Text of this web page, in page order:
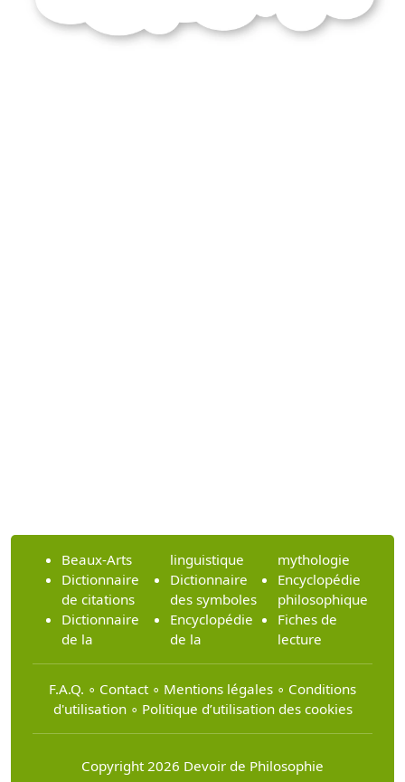
Beaux-Arts
Dictionnaire
de citations
Dictionnaire
de la
linguistique
Dictionnaire
des symboles
Encyclopédie
de la
mythologie
Encyclopédie
philosophique
Fiches de
lecture
F.A.Q. ∘ Contact ∘ Mentions légales ∘ Conditions
d'utilisation∘ Politique d’utilisation des cookies
Copyright 2026 Devoir de Philosophie